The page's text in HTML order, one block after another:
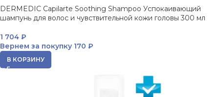
DERMEDIC Capilarte Soothing Shampoo Успокаивающий
шампунь для волос и чувствительной кожи головы 300 мл
1 704 ₽
Вернем за покупку 170 ₽
В КОРЗИНУ